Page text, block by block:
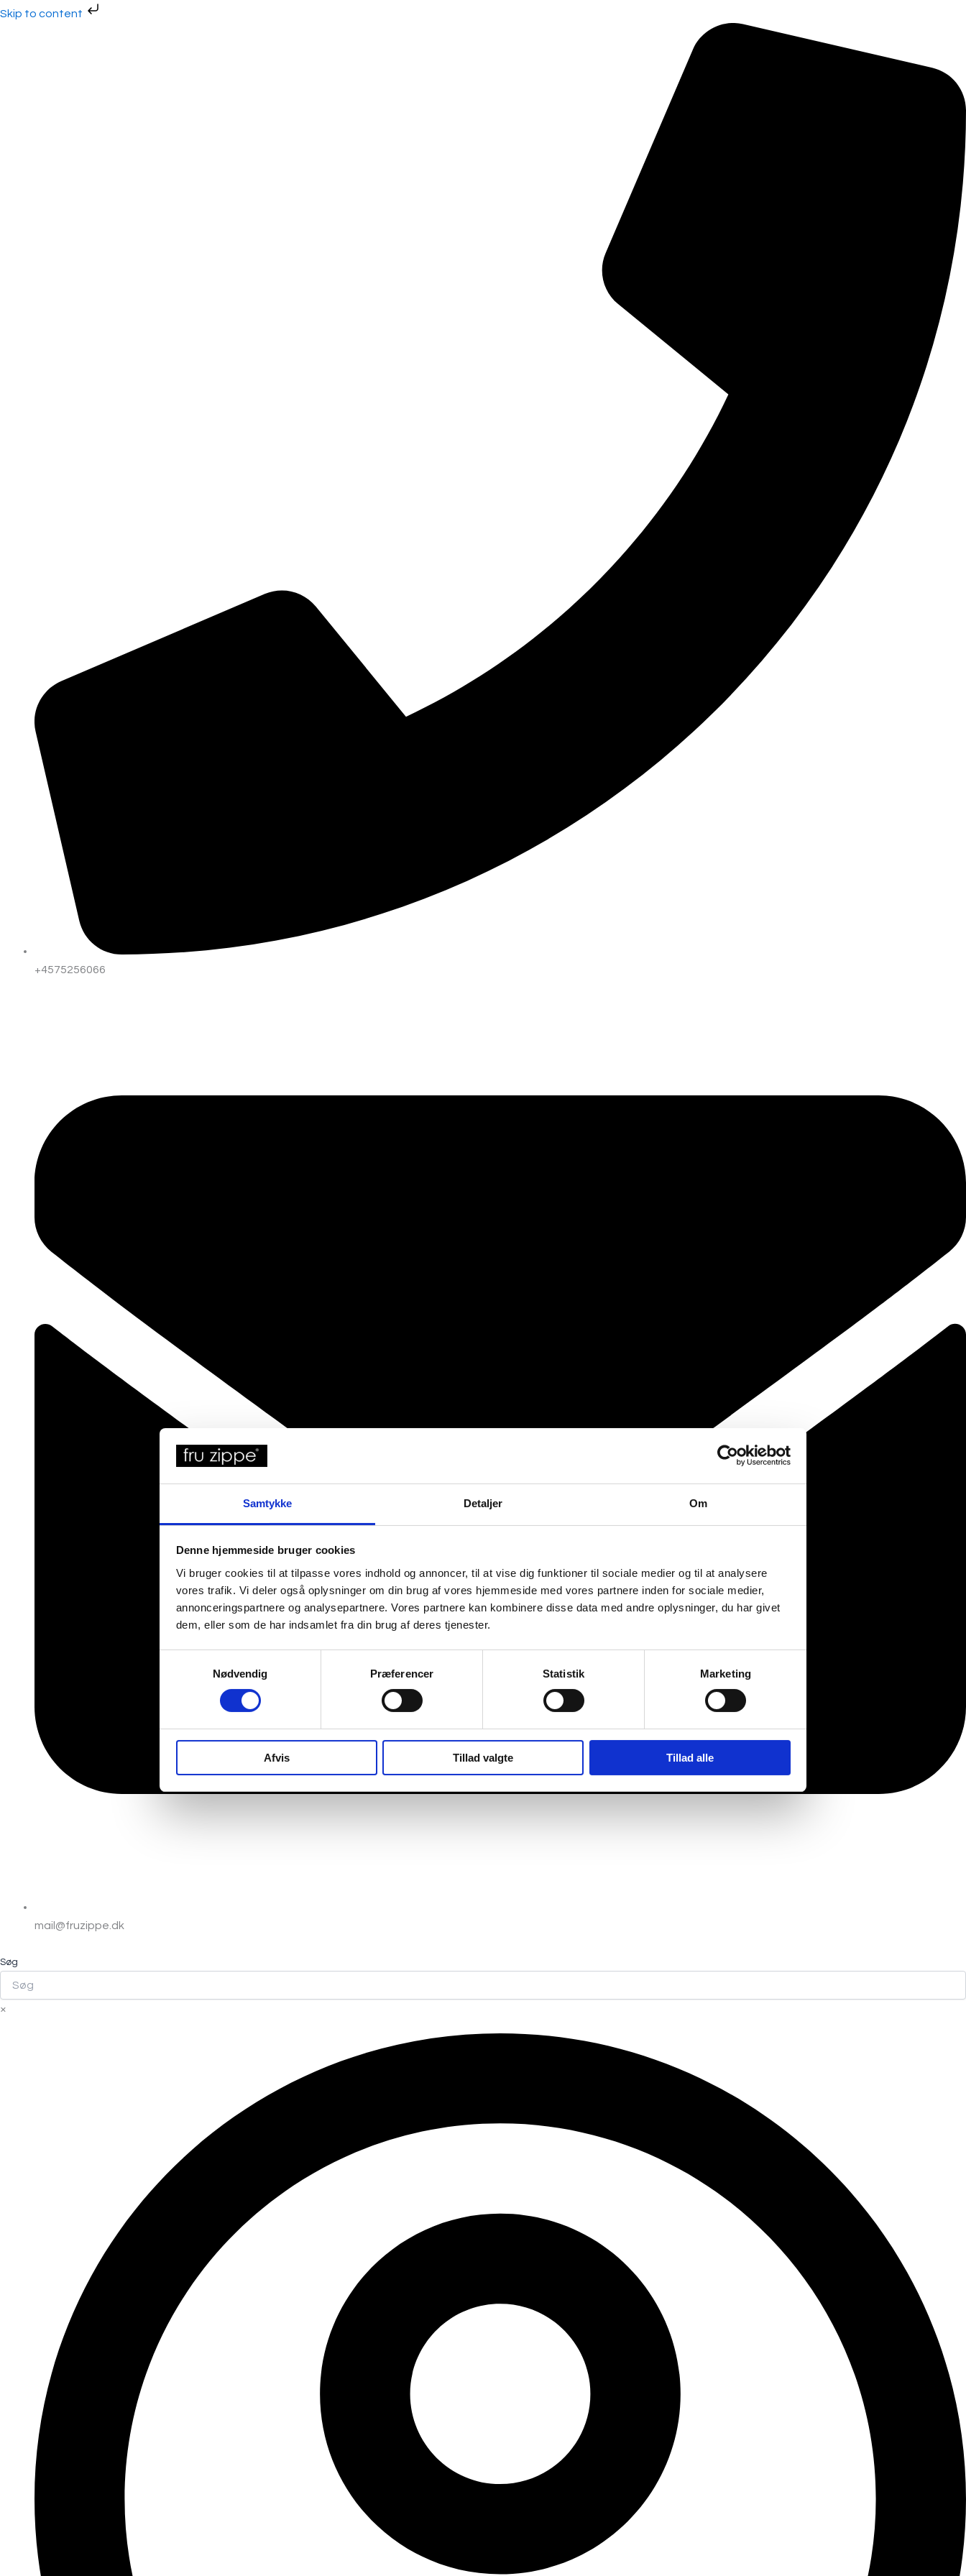
Samtykke Detaljer Om
Denne hjemmeside bruger cookies
Vi bruger cookies til at tilpasse vores indhold og annoncer, til at vise dig funktioner til sociale medier og til at analysere
vores trafik. Vi deler også oplysninger om din brug af vores hjemmeside med vores partnere inden for sociale medier,
annonceringspartnere og analysepartnere. Vores partnere kan kombinere disse data med andre oplysninger, du har givet
dem, eller som de har indsamlet fra din brug af deres tjenester.
Nødvendig
Præferencer Statistik Marketing
Afvis Tillad valgte Tillad alle
Skip to content
Gå
+4575256066
mail@fruzippe.dk
Søg
×